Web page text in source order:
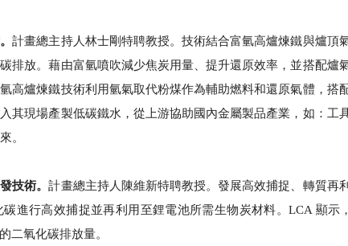
計畫總主持人林士剛特聘教授。技術結合富氫高爐煉鐵與爐頂
排放。藉由富氫噴吹減少焦炭用量、提升還原效率，並搭配爐
高爐煉鐵技術利用氫氣取代粉煤作為輔助燃料和還原氣體，搭
其現場產製低碳鐵水，從上游協助國內金屬製品產業，如：工
。
技術。計畫總主持人陳維新特聘教授。發展⾼效捕捉、轉質再
進⾏⾼效捕捉並再利⽤⾄鋰電池所需⽣物炭材料。LCA 顯⽰
⼆氧化碳排放量。